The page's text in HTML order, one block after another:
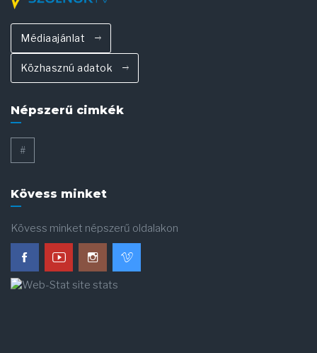
Médiaajánlat
Közhasznú adatok
Népszerű cimkék
#
Kövess minket
Kövess minket népszerű oldalakon